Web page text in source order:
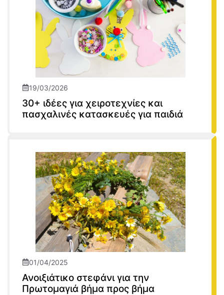
19/03/2026
30+ ιδέες για χειροτεχνίες και
πασχαλινές κατασκευές για παιδιά
01/04/2025
Ανοιξιάτικο στεφάνι για την
Πρωτομαγιά βήμα προς βήμα